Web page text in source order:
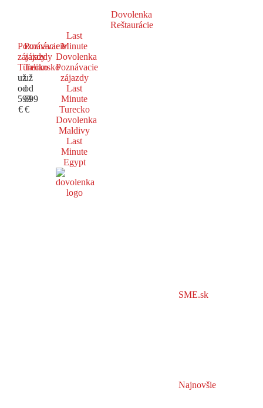
Dovolenka
Reštaurácie
Poznávacie
zájazdy
Turecko
už
od
599
€
Poznávacie
zájazdy
Taliansko
už
od
699
€
Last
Minute
Dovolenka
Poznávacie
zájazdy
Last
Minute
Turecko
Dovolenka
Maldivy
Last
Minute
Egypt
SME.sk
Najnovšie